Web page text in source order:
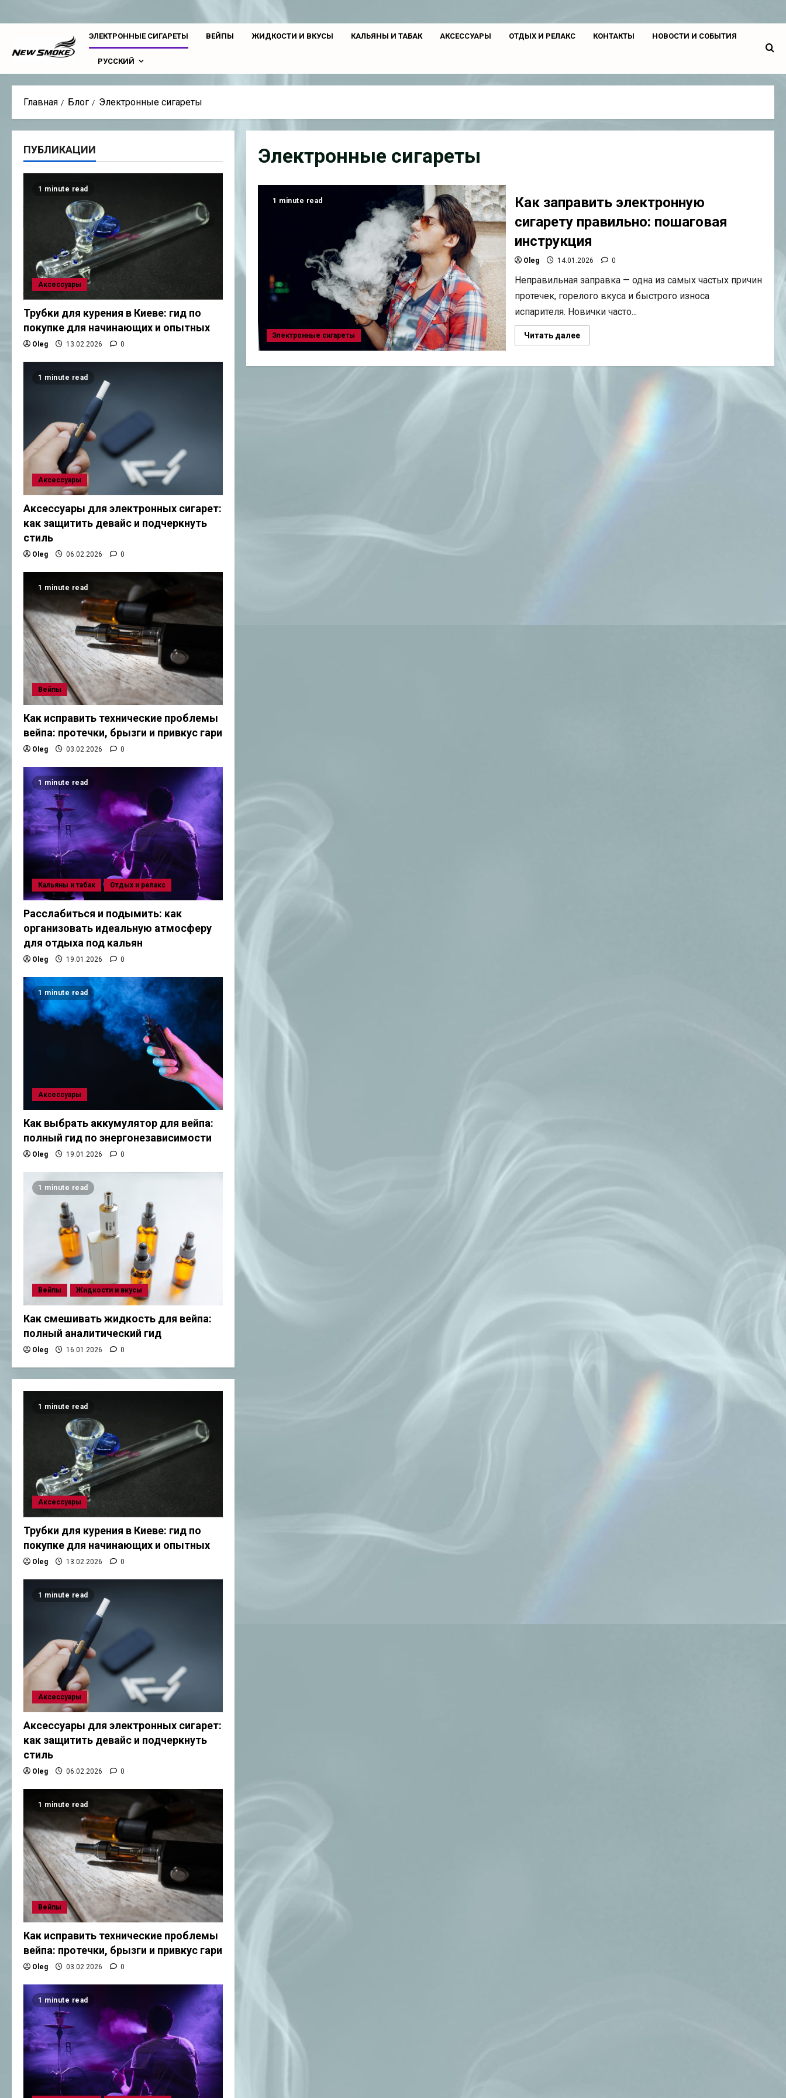
к
ЭЛЕКТРОННЫЕ СИГАРЕТЫ ВЕЙПЫ ЖИДКОСТИ И ВКУСЫ КАЛЬЯНЫ И ТАБАК АКСЕССУАРЫ ОТДЫХ И РЕЛАКС КОНТАКТЫ НОВОСТИ И СОБЫТИЯ
РУССКИЙ
Главная Блог Электронные сигареты
Электронные сигареты
1 minute read
Электронные сигареты
Как заправить электронную
сигарету правильно: пошаговая
инструкция
Oleg 14.01.2026 0
Неправильная заправка — одна из самых частых причин
протечек, горелого вкуса и быстрого износа
испарителя. Новички часто...
Читать далееПрочитать
больше
заправить
ПУБЛИКАЦИИ
1 minute read
Аксессуары
Трубки для курения в Киеве: гид по
покупке для начинающих и опытных
Oleg 13.02.2026 0
1 minute read
Аксессуары
Аксессуары для электронных сигарет:
как защитить девайс и подчеркнуть
стиль
Oleg 06.02.2026 0
1 minute read
Вейпы
Как исправить технические проблемы
вейпа: протечки, брызги и привкус гари
Oleg 03.02.2026 0
1 minute read
Кальяны и табак Отдых и релакс
Расслабиться и подымить: как
организовать идеальную атмосферу
для отдыха под кальян
Oleg 19.01.2026 0
1 minute read
Аксессуары
Как выбрать аккумулятор для вейпа:
полный гид по энергонезависимости
Oleg 19.01.2026 0
1 minute read
Вейпы Жидкости и вкусы
Как смешивать жидкость для вейпа:
полный аналитический гид
Oleg 16.01.2026 0
1 minute read
Аксессуары
Трубки для курения в Киеве: гид по
покупке для начинающих и опытных
Oleg 13.02.2026 0
1 minute read
Аксессуары
Аксессуары для электронных сигарет:
как защитить девайс и подчеркнуть
стиль
Oleg 06.02.2026 0
1 minute read
Вейпы
Как исправить технические проблемы
вейпа: протечки, брызги и привкус гари
Oleg 03.02.2026 0
1 minute read